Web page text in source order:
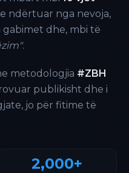
ndërtuar nga nevoja,
gabimet dhe, mbi të
.
metodologjia #ZBH
publikisht dhe i
jo për fitime të
2,000+